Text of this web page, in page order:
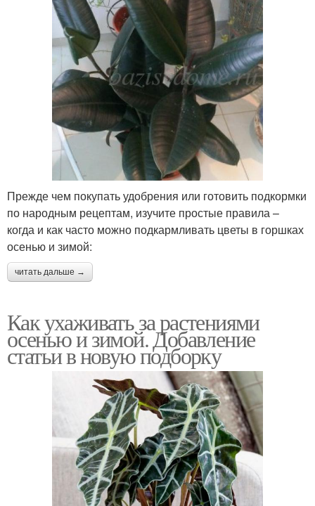
Прежде чем покупать удобрения или готовить подкормки
по народным рецептам, изучите простые правила –
когда и как часто можно подкармливать цветы в горшках
осенью и зимой:
читать дальше →
Как ухаживать за растениями
осенью и зимой. Добавление
статьи в новую подборку